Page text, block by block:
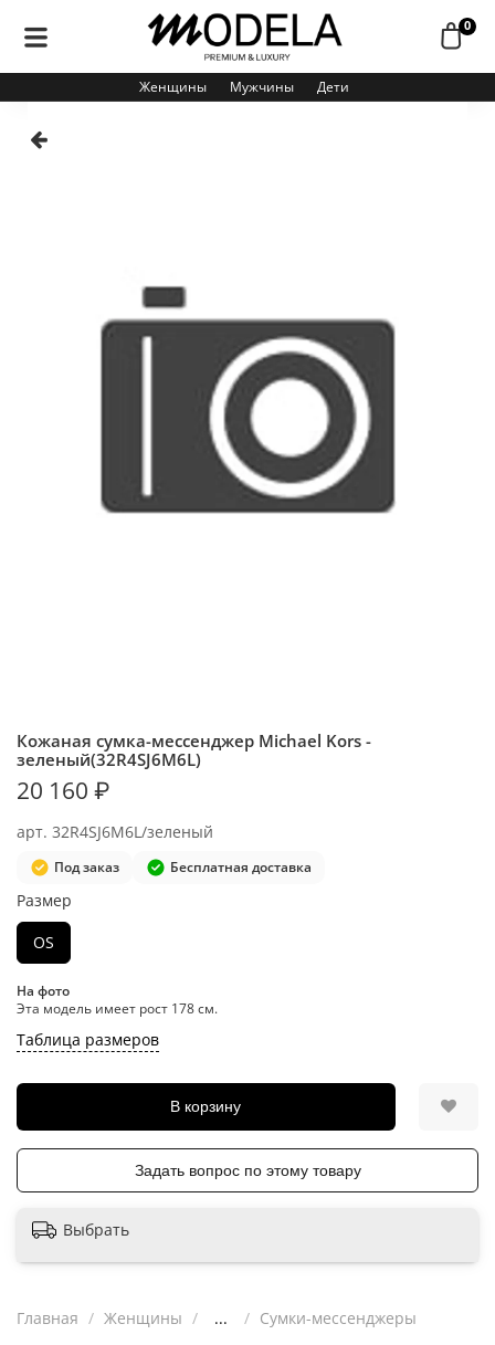
0
Женщины Мужчины Дети
арт. 32R4SJ6M6L/зеленый
Кожаная сумка-мессенджер Michael Kors -
зеленый(32R4SJ6M6L)
Под заказ Бесплатная доставка
20 160 ₽
Таблица размеров
В корзину
Размер
OS
На фото
Эта модель имеет рост 178 см.
Задать вопрос по этому товару
Выбрать
Главная Женщины ... Сумки-мессенджеры